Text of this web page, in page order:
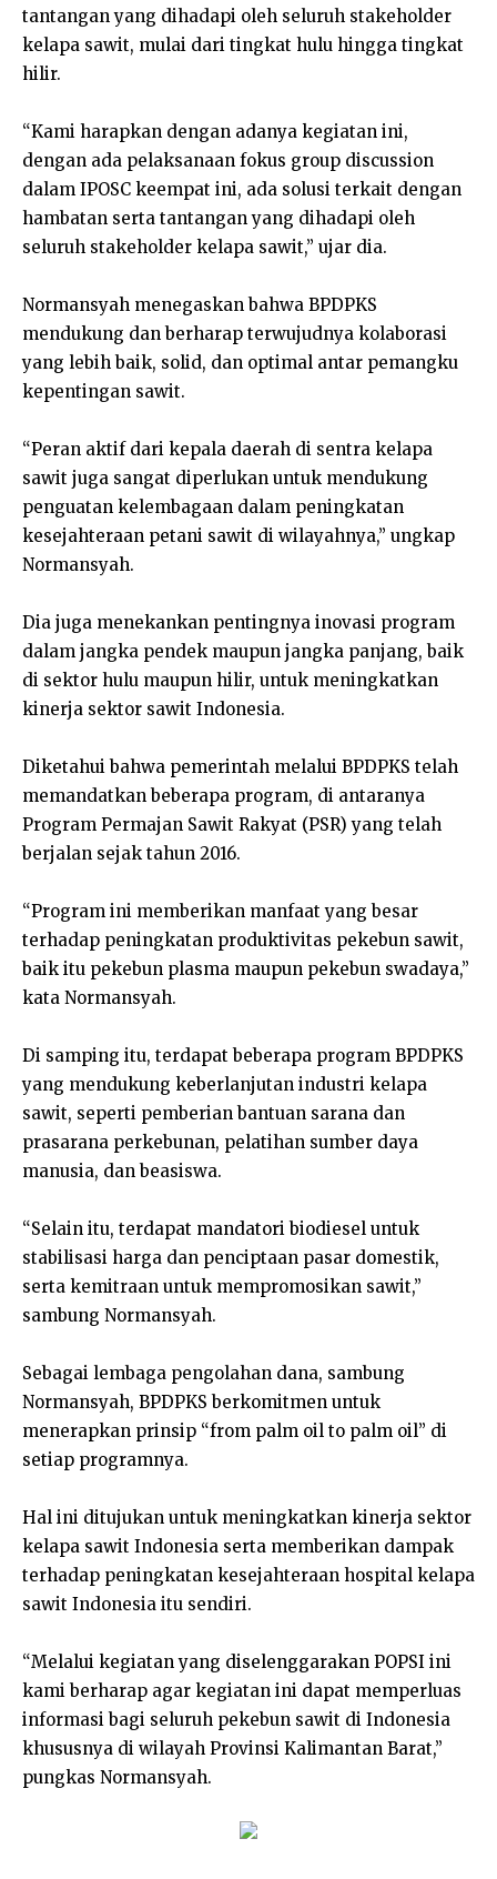
tantangan yang dihadapi oleh seluruh stakeholder
kelapa sawit, mulai dari tingkat hulu hingga tingkat
hilir.
“Kami harapkan dengan adanya kegiatan ini,
dengan ada pelaksanaan fokus group discussion
dalam IPOSC keempat ini, ada solusi terkait dengan
hambatan serta tantangan yang dihadapi oleh
seluruh stakeholder kelapa sawit,” ujar dia.
Normansyah menegaskan bahwa BPDPKS
mendukung dan berharap terwujudnya kolaborasi
yang lebih baik, solid, dan optimal antar pemangku
kepentingan sawit.
“Peran aktif dari kepala daerah di sentra kelapa
sawit juga sangat diperlukan untuk mendukung
penguatan kelembagaan dalam peningkatan
kesejahteraan petani sawit di wilayahnya,” ungkap
Normansyah.
Dia juga menekankan pentingnya inovasi program
dalam jangka pendek maupun jangka panjang, baik
di sektor hulu maupun hilir, untuk meningkatkan
kinerja sektor sawit Indonesia.
Diketahui bahwa pemerintah melalui BPDPKS telah
memandatkan beberapa program, di antaranya
Program Permajan Sawit Rakyat (PSR) yang telah
berjalan sejak tahun 2016.
“Program ini memberikan manfaat yang besar
terhadap peningkatan produktivitas pekebun sawit,
baik itu pekebun plasma maupun pekebun swadaya,”
kata Normansyah.
Di samping itu, terdapat beberapa program BPDPKS
yang mendukung keberlanjutan industri kelapa
sawit, seperti pemberian bantuan sarana dan
prasarana perkebunan, pelatihan sumber daya
manusia, dan beasiswa.
“Selain itu, terdapat mandatori biodiesel untuk
stabilisasi harga dan penciptaan pasar domestik,
serta kemitraan untuk mempromosikan sawit,”
sambung Normansyah.
Sebagai lembaga pengolahan dana, sambung
Normansyah, BPDPKS berkomitmen untuk
menerapkan prinsip “from palm oil to palm oil” di
setiap programnya.
Hal ini ditujukan untuk meningkatkan kinerja sektor
kelapa sawit Indonesia serta memberikan dampak
terhadap peningkatan kesejahteraan hospital kelapa
sawit Indonesia itu sendiri.
“Melalui kegiatan yang diselenggarakan POPSI ini
kami berharap agar kegiatan ini dapat memperluas
informasi bagi seluruh pekebun sawit di Indonesia
khususnya di wilayah Provinsi Kalimantan Barat,”
pungkas Normansyah.